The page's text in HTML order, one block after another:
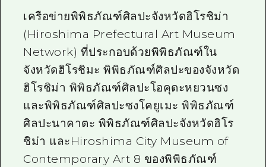
เครือข่ายพิพิธภัณฑ์ศิลปะจังหวัดฮิโรชิม่า
(Hiroshima Prefectural Art Museum
Network) ที่ประกอบด้วยพิพิธภัณฑ์ใน
จังหวัดฮิโรชิมะ พิพิธภัณฑ์ศิลปะของจังหวัด
ฮิโรชิม่า พิพิธภัณฑ์ศิลปะโอคุดะหยวนซง
และพิพิธภัณฑ์ศิลปะซงโคยูเมะ พิพิธภัณฑ์
ศิลปะนาคาตะ พิพิธภัณฑ์ศิลปะจังหวัดฮิโร
ชิม่า และHiroshima City Museum of
Contemporary Art 8 ของพิพิธภัณฑ์